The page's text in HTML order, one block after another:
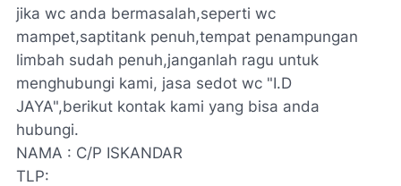
jika wc anda bermasalah,seperti wc
mampet,saptitank penuh,tempat penampungan
limbah sudah penuh,janganlah ragu untuk
menghubungi kami, jasa sedot wc "I.D
JAYA",berikut kontak kami yang bisa anda
hubungi.
NAMA : C/P ISKANDAR
TLP: